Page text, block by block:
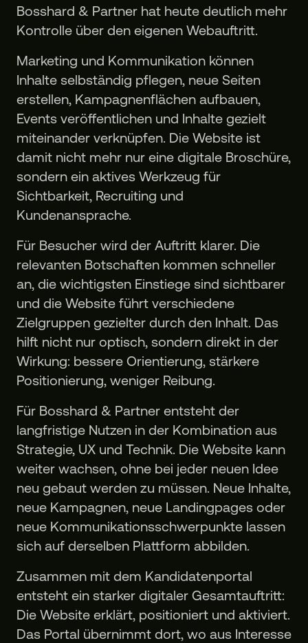
Bosshard & Partner hat heute deutlich mehr
Kontrolle über den eigenen Webauftritt.
Marketing und Kommunikation können
Inhalte selbständig pflegen, neue Seiten
erstellen, Kampagnenflächen aufbauen,
Events veröffentlichen und Inhalte gezielt
miteinander verknüpfen. Die Website ist
damit nicht mehr nur eine digitale Broschüre,
sondern ein aktives Werkzeug für
Sichtbarkeit, Recruiting und
Kundenansprache.
Für Besucher wird der Auftritt klarer. Die
relevanten Botschaften kommen schneller
an, die wichtigsten Einstiege sind sichtbarer
und die Website führt verschiedene
Zielgruppen gezielter durch den Inhalt. Das
hilft nicht nur optisch, sondern direkt in der
Wirkung: bessere Orientierung, stärkere
Positionierung, weniger Reibung.
Für Bosshard & Partner entsteht der
langfristige Nutzen in der Kombination aus
Strategie, UX und Technik. Die Website kann
weiter wachsen, ohne bei jeder neuen Idee
neu gebaut werden zu müssen. Neue Inhalte,
neue Kampagnen, neue Landingpages oder
neue Kommunikationsschwerpunkte lassen
sich auf derselben Plattform abbilden.
Zusammen mit dem Kandidatenportal
entsteht ein starker digitaler Gesamtauftritt:
Die Website erklärt, positioniert und aktiviert.
Das Portal übernimmt dort, wo aus Interesse